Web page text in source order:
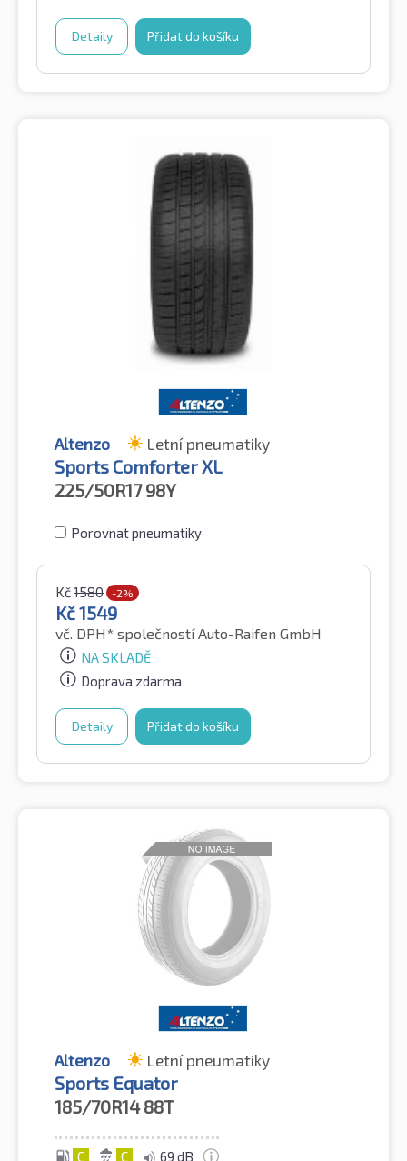
Detaily Přidat do košíku
Altenzo Letní pneumatiky
Sports Comforter XL
225/50R17 98Y
Porovnat pneumatiky
Kč1580 -2%
Kč1549
vč. DPH* společností Auto-Raifen GmbH
NA SKLADĚ
Doprava zdarma
Detaily Přidat do košíku
Altenzo Letní pneumatiky
Sports Equator
185/70R14 88T
C C 69 dB